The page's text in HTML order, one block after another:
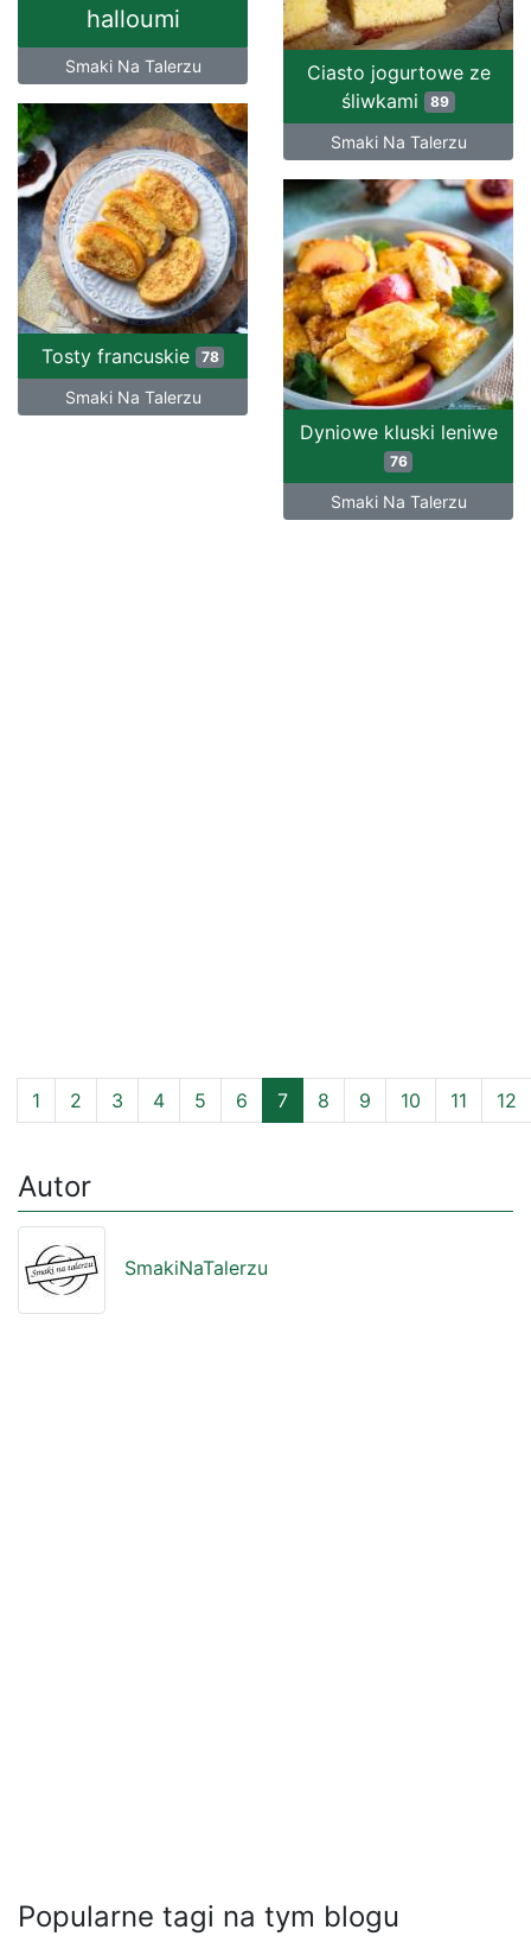
Ciasto jogurtowe ze
śliwkami 89
Smaki Na Talerzu
halloumi
Smaki Na Talerzu
Tosty francuskie 78
Smaki Na Talerzu
Dyniowe kluski leniwe
76
Smaki Na Talerzu
1 2 3 4 5 6 7 8 9 10 11 12
Autor
SmakiNaTalerzu
Popularne tagi na tym blogu